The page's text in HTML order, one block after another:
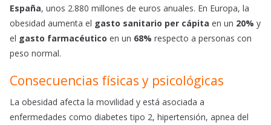
España, unos 2.880 millones de euros anuales. En Europa, la
obesidad aumenta el gasto sanitario per cápita en un 20% y
el gasto farmacéutico en un 68% respecto a personas con
peso normal.
Consecuencias físicas y psicológicas
La obesidad afecta la movilidad y está asociada a
enfermedades como diabetes tipo 2, hipertensión, apnea del